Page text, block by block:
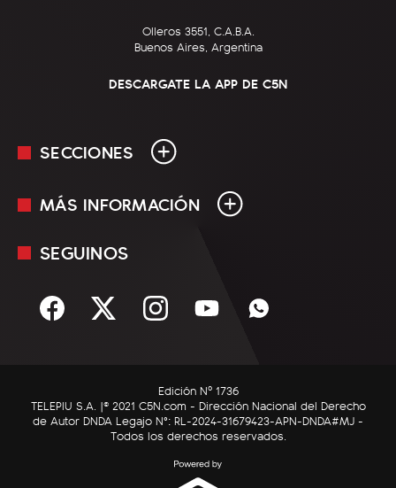
Olleros 3551, C.A.B.A.
Buenos Aires, Argentina
DESCARGATE LA APP DE C5N
SECCIONES
En Vivo
Sociedad
C5N Autos
RatingCero
MÁS INFORMACIÓN
Mediakit
Términos y condiciones
SEGUINOS
Edición Nº 1736
TELEPIU S.A. |© 2021 C5N.com - Dirección Nacional del Derecho
de Autor DNDA Legajo N°: RL-2024-31679423-APN-DNDA#MJ -
Todos los derechos reservados.